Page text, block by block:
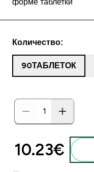
форме таблетки
Количество:
90ТАБЛЕТОК
10.23€‎